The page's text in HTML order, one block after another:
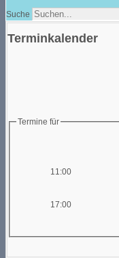
Suche
Terminkalender
Termine für
11:00
17:00